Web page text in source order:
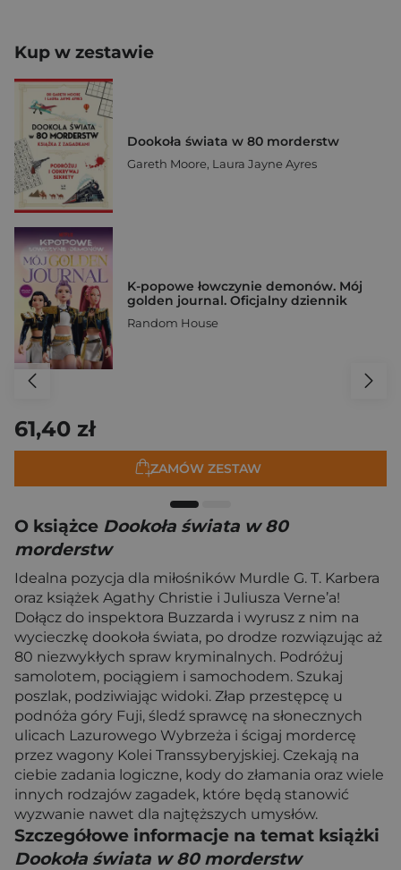
Kup w zestawie
Dookoła świata w 80 morderstw
Gareth Moore, Laura Jayne Ayres
K-popowe łowczynie demonów. Mój
golden journal. Oficjalny dziennik
Random House
61,40 zł
ZAMÓW ZESTAW
O książce Dookoła świata w 80
morderstw
Idealna pozycja dla miłośników Murdle G. T. Karbera
oraz książek Agathy Christie i Juliusza Verne’a!
Dołącz do inspektora Buzzarda i wyrusz z nim na
wycieczkę dookoła świata, po drodze rozwiązując aż
80 niezwykłych spraw kryminalnych. Podróżuj
samolotem, pociągiem i samochodem. Szukaj
poszlak, podziwiając widoki. Złap przestępcę u
podnóża góry Fuji, śledź sprawcę na słonecznych
ulicach Lazurowego Wybrzeża i ścigaj mordercę
przez wagony Kolei Transsyberyjskiej. Czekają na
ciebie zadania logiczne, kody do złamania oraz wiele
innych rodzajów zagadek, które będą stanowić
wyzwanie nawet dla najtęższych umysłów.
Szczegółowe informacje na temat książki
Dookoła świata w 80 morderstw